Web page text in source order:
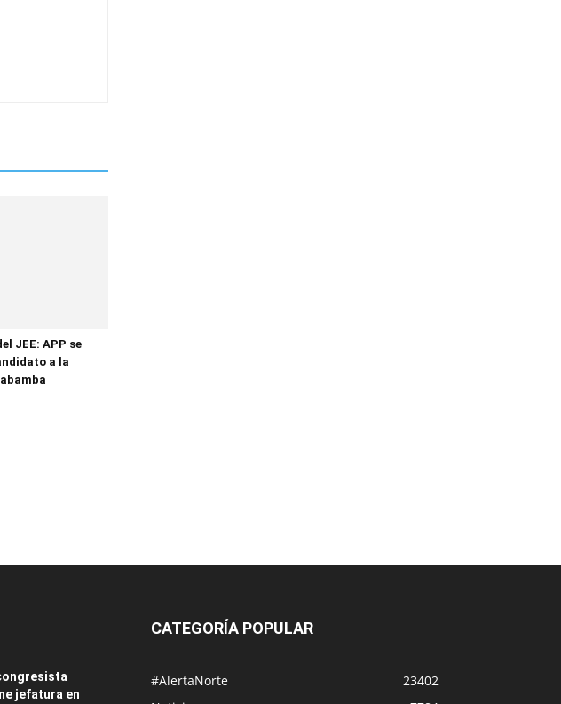
JEE: APP se
a la
jefatura en
CATEGORÍA POPULAR
#AlertaNorte
23402